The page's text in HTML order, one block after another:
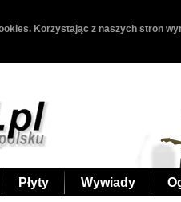
Korzystając z naszych stron
Płyty Wywiady